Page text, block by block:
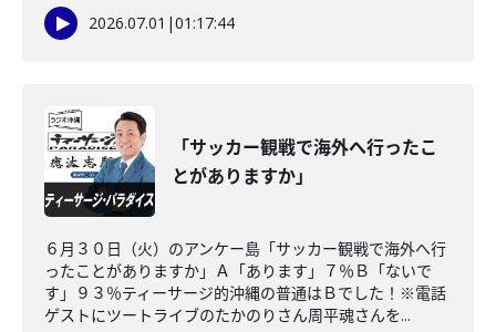
2026.07.01 |01:17:44
「サッカー観戦で海外へ行ったこ
とがありますか」
６月３０日（火）のアンケー島「サッカー観戦で海外へ行
ったことがありますか」Ａ「あります」７％Ｂ「ないで
す」９３％ティーサージ的沖縄の普通はＢでした！※電話
ゲストにツートライブのたかのりさん周平魂さんを...